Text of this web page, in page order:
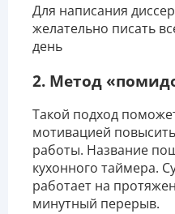
Для написания
желательно писать
день
2. Метод
Такой подход
мотивацией
работы. Название
кухонного таймера.
работает на
минутный перерыв.